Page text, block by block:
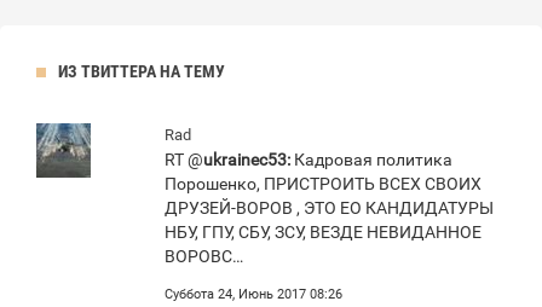
ИЗ ТВИТТЕРА НА ТЕМУ
Rad
RT @ukrainec53: Кадровая политика
Порошенко, ПРИСТРОИТЬ ВСЕХ СВОИХ
ДРУЗЕЙ-ВОРОВ , ЭТО ЕО КАНДИДАТУРЫ
НБУ, ГПУ, СБУ, ЗСУ, ВЕЗДЕ НЕВИДАННОЕ
ВОРОВС…
Суббота 24, Июнь 2017 08:26